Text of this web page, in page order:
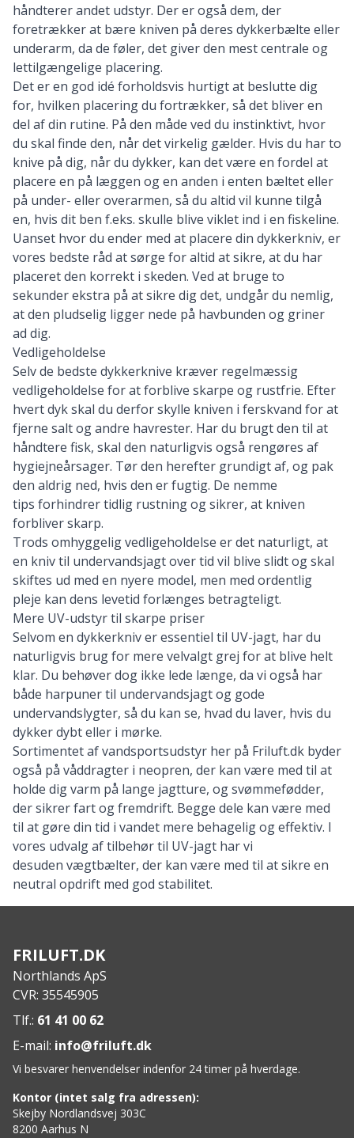
håndterer andet udstyr. Der er også dem, der
foretrækker at bære kniven på deres dykkerbælte eller
underarm, da de føler, det giver den mest centrale og
lettilgængelige placering.
Det er en god idé forholdsvis hurtigt at beslutte dig
for, hvilken placering du fortrækker, så det bliver en
del af din rutine. På den måde ved du instinktivt, hvor
du skal finde den, når det virkelig gælder. Hvis du har to
knive på dig, når du dykker, kan det være en fordel at
placere en på læggen og en anden i enten bæltet eller
på under- eller overarmen, så du altid vil kunne tilgå
en, hvis dit ben f.eks. skulle blive viklet ind i en fiskeline.
Uanset hvor du ender med at placere din dykkerkniv, er
vores bedste råd at sørge for altid at sikre, at du har
placeret den korrekt i skeden. Ved at bruge to
sekunder ekstra på at sikre dig det, undgår du nemlig,
at den pludselig ligger nede på havbunden og griner
ad dig.
Vedligeholdelse
Selv de bedste dykkerknive kræver regelmæssig
vedligeholdelse for at forblive skarpe og rustfrie. Efter
hvert dyk skal du derfor skylle kniven i ferskvand for at
fjerne salt og andre havrester. Har du brugt den til at
håndtere fisk, skal den naturligvis også rengøres af
hygiejneårsager. Tør den herefter grundigt af, og pak
den aldrig ned, hvis den er fugtig. De nemme
tips forhindrer tidlig rustning og sikrer, at kniven
forbliver skarp.
Trods omhyggelig vedligeholdelse er det naturligt, at
en kniv til undervandsjagt over tid vil blive slidt og skal
skiftes ud med en nyere model, men med ordentlig
pleje kan dens levetid forlænges betragteligt.
Mere UV-udstyr til skarpe priser
Selvom en dykkerkniv er essentiel til UV-jagt, har du
naturligvis brug for mere velvalgt grej for at blive helt
klar. Du behøver dog ikke lede længe, da vi også har
både harpuner til undervandsjagtog gode
undervandslygter, så du kan se, hvad du laver, hvis du
dykker dybt eller i mørke.
Sortimentet af vandsportsudstyr her på Friluft.dk byder
også på våddragter i neopren, der kan være med til at
holde dig varm på lange jagtture, ogsvømmefødder,
der sikrer fartog fremdrift. Begge dele kan være med
til at gøre din tid i vandet mere behagelig og effektiv. I
vores udvalg aftilbehør til UV-jagt har vi
desuden vægtbælter, der kan være med til at sikre en
neutral opdrift med god stabilitet.
FRILUFT.DK
Northlands ApS
CVR: 35545905
Tlf.: 61 41 00 62
E-mail: info@friluft.dk
Vi besvarer henvendelser indenfor 24 timer på hverdage.
Kontor (intet salg fra adressen):
Skejby Nordlandsvej 303C
8200 Aarhus N